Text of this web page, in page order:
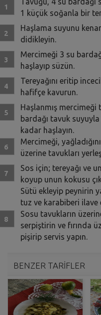
1 küçük soğanla bir
Haşlama suyunu
didikleyin.
Mercimeği 3 su
haşlayıp süzün.
Tereyağını eritip
hafifçe kavurun.
Haşlanmış mercimeği
bardağı tavuk
kadar haşlayın.
Mercimeği,
üzerine tavukları
Sos için; tereyağı ve
koyup unun kokusu
Sütü ekleyip peynirin
tuz ve karabiberi ilave
Sosu tavukların
serpiştirin ve fırında
pişirip servis yapın.
BENZER TARİFLER